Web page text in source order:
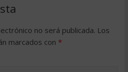
no será publicada. Los
marcados con *